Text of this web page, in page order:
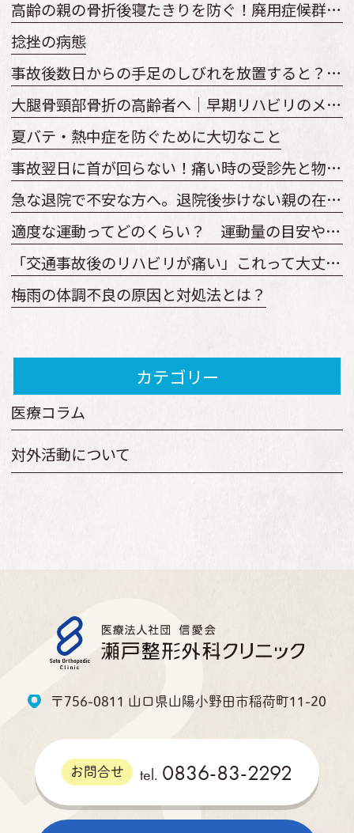
高齢の親の骨折後寝たきりを防ぐ！廃用症候群予防の運動と見守り方
捻挫の病態
事故後数日からの手足のしびれを放置すると？原因と受診の目安
大腿骨頸部骨折の高齢者へ｜早期リハビリのメリットと開始時期を解説
夏バテ・熱中症を防ぐために大切なこと
事故翌日に首が回らない！痛い時の受診先と物損からの変更手順
急な退院で不安な方へ。退院後歩けない親の在宅復帰とリハビリ準備
適度な運動ってどのくらい？ 運動量の目安やどのくらい続けるべきか
「交通事故後のリハビリが痛い」これって大丈夫？ 回復を早めるリハビリとは
梅雨の体調不良の原因と対処法とは？
カテゴリー
医療コラム
対外活動について
〒756-0811 山口県山陽小野田市稲荷町11-20
お問合せ tel. 0836-83-2292